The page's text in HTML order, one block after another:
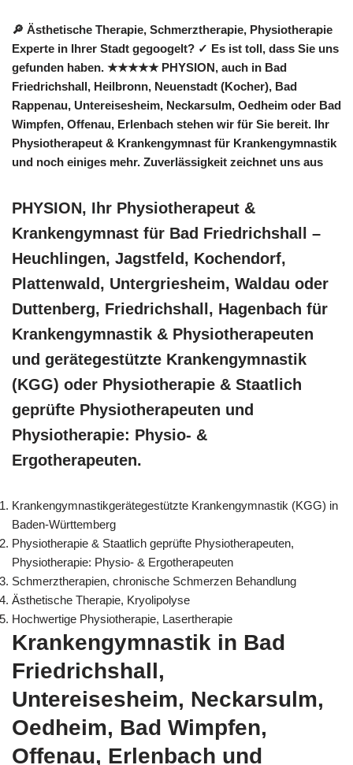
🔎 Ästhetische Therapie, Schmerztherapie, Physiotherapie
Experte in Ihrer Stadt gegoogelt? ✓ Es ist toll, dass Sie uns
gefunden haben. ★★★★★ PHYSION, auch in Bad
Friedrichshall, Heilbronn, Neuenstadt (Kocher), Bad
Rappenau, Untereisesheim, Neckarsulm, Oedheim oder Bad
Wimpfen, Offenau, Erlenbach stehen wir für Sie bereit. Ihr
Physiotherapeut & Krankengymnast für Krankengymnastik
und noch einiges mehr. Zuverlässigkeit zeichnet uns aus
PHYSION, Ihr Physiotherapeut &
Krankengymnast für Bad Friedrichshall –
Heuchlingen, Jagstfeld, Kochendorf,
Plattenwald, Untergriesheim, Waldau oder
Duttenberg, Friedrichshall, Hagenbach für
Krankengymnastik & Physiotherapeuten
und gerätegestützte Krankengymnastik
(KGG) oder Physiotherapie & Staatlich
geprüfte Physiotherapeuten und
Physiotherapie: Physio- &
Ergotherapeuten.
Krankengymnastikgerätegestützte Krankengymnastik (KGG) in
Baden-Württemberg
Physiotherapie & Staatlich geprüfte Physiotherapeuten,
Physiotherapie: Physio- & Ergotherapeuten
Schmerztherapien, chronische Schmerzen Behandlung
Ästhetische Therapie, Kryolipolyse
Hochwertige Physiotherapie, Lasertherapie
Krankengymnastik in Bad
Friedrichshall,
Untereisesheim, Neckarsulm,
Oedheim, Bad Wimpfen,
Offenau, Erlenbach und